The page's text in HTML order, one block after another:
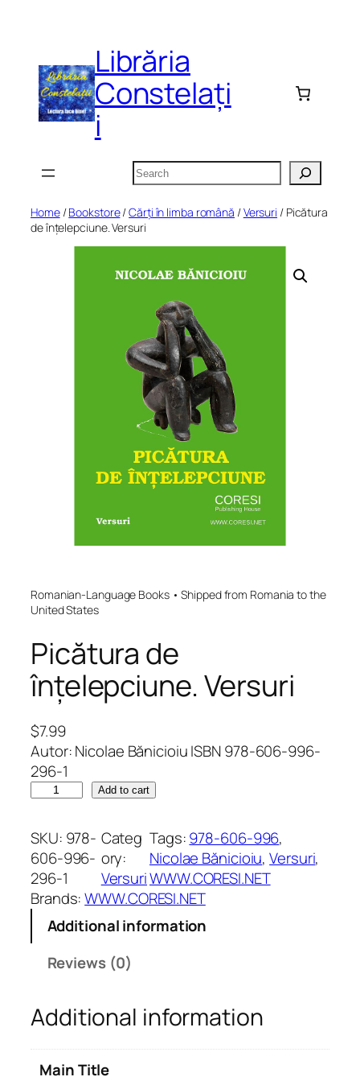
Librăria
Constelați
i
Search
Home/Bookstore/Cărți în limba română /Versuri / Picătura
de înțelepciune. Versuri
Romanian-Language Books • Shipped from Romania to the
United States
Picătura de
înțelepciune. Versuri
$7.99
Autor: Nicolae Bănicioiu ISBN 978-606-996-
296-1
c
ă
t
u
r
n
ț
e
Add to cart
SKU: 978-
606-996-
296-1
Categ
ory:
Versuri
Tags:978-606-996
Nicolae Bănicioiu, Versuri
WWW.CORESI.NET
Brands:WWW.CORESI.NET
Additional information
Reviews (0)
Additional information
Main Title